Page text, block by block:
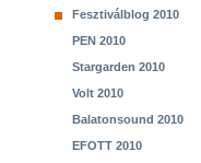
Fesztiválblog 2010
PEN 2010
Stargarden 2010
Volt 2010
Balatonsound 2010
EFOTT 2010